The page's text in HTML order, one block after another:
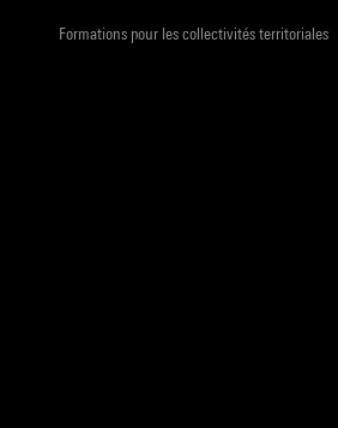
Formations pour les collectivités territoriales